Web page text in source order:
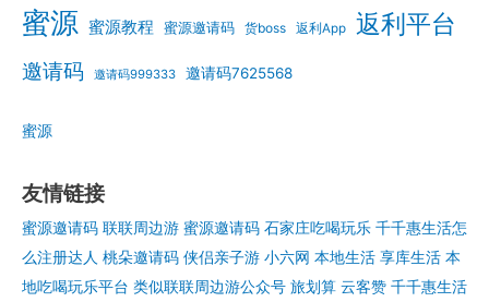
蜜源 蜜源教程 蜜源邀请码 货boss 返利App 返利平台
邀请码 邀请码999333 邀请码7625568
蜜源
友情链接
蜜源邀请码 联联周边游 蜜源邀请码 石家庄吃喝玩乐 千千惠生活怎
么注册达人 桃朵邀请码 侠侣亲子游 小六网 本地生活 享库生活 本
地吃喝玩乐平台 类似联联周边游公众号 旅划算 云客赞 千千惠生活